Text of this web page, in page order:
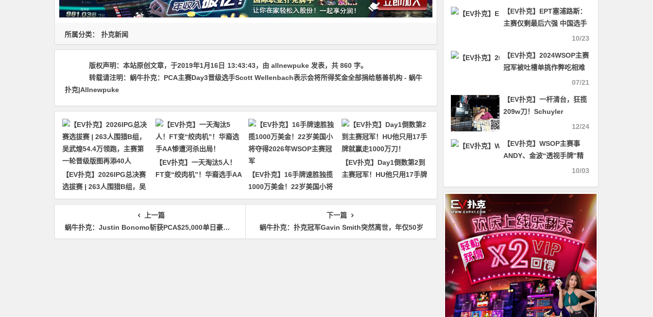
所属分类： 扑克新闻
版权声明： 本站原创文章，于2019年1月16日 13:43:43，由 allnewpuke 发表，共 860 字。
转载请注明： 蜗牛扑克：PCA主赛Day3晋级选手Scott Wellenbach表示会将所得奖金全部捐给慈善机构 - 蜗牛
扑克|Allnewpuke
【EV扑克】2026IPG总决赛
选拔赛 | 263人围猎B组，吴
武煌54.4万领跑，主赛第一
【EV扑克】一天淘汰5人！
FT变“绞肉机”！华裔选手AA
【EV扑克】16手牌速胜独揽
1000万美金！22岁美国小将
夺得2026年WSOP主赛冠军
【EV扑克】Day1倒数第2到
主赛冠军！HU他只用17手牌
上一篇
蜗牛扑克：Justin Bonomo斩获PCA$25,000单日豪客赛II冠军，大神活过来啦！
下一篇
蜗牛扑克：扑克冠军Gavin Smith突然离世，年仅50岁
【EV扑克】EPT塞浦路斯：
主赛仅剩最后六强 中国选手
Shankui Li排名第三强势挺
10/23
【EV扑克】2024WSOP主赛
冠军被吐槽单挑作弊吃相难
07/21
【EV扑克】一杆清台，狂揽
209w刀！Schuyler
Thornton制霸WPT决赛桌
12/24
【EV扑克】WSOP主赛事
ANDY、金波“透视手牌”精
彩直播！爽夺iPhone15 Pro
10/03